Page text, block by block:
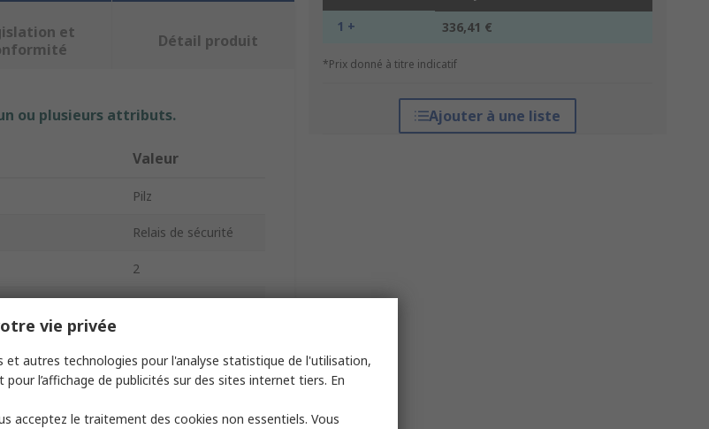
1 + 336,41 €
*Prix donné à titre indicatif
Ajouter à une liste
et
Détail produit
ou plusieurs attributs.
Valeur
Pilz
Relais de sécurité
2
PNOZ XV1P
Vis
vie privée
et autres technologies pour l'analyse statistique de l'utilisation,
l’affichage de publicités sur des sites internet tiers. En
acceptez le traitement des cookies non essentiels. Vous